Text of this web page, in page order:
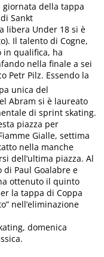
giornata della tappa
Sankt
libera Under 18 si è
Il talento di Cogne,
in qualifica, ha
nella finale a sei
Petr Pilz. Essendo la
unica del
Abram si è laureato
di sprint skating.
piazza per
Gialle, settima
nella manche
dell’ultima piazza. Al
Paul Goalabre e
ottenuto il quinto
la tappa di Coppa
nell’eliminazione
domenica